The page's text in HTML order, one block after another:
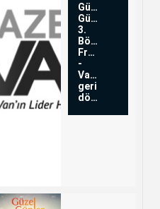
Güzel
Günler
3.
Bölüm
Fragmanı
-
Van'a
geri
dönüyo...